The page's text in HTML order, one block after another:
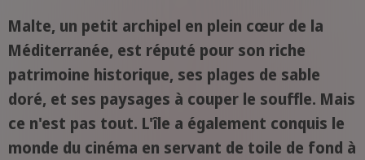
Malte, un petit archipel en plein cœur de la
Méditerranée, est réputé pour son riche
patrimoine historique, ses plages de sable
doré, et ses paysages à couper le souffle. Mais
ce n'est pas tout. L'île a également conquis le
monde du cinéma en servant de toile de fond à